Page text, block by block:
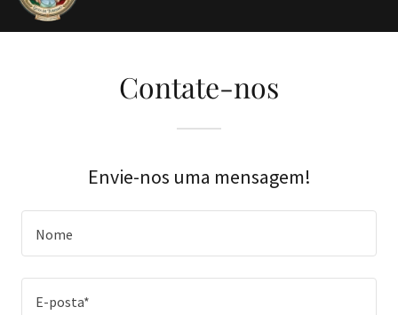
Contate-nos
Envie-nos uma mensagem!
Nome
E-posta*